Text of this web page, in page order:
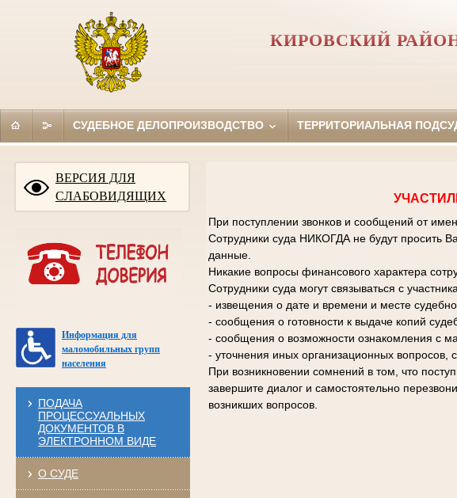
КИРОВСКИЙ
СУДЕБНОЕ ДЕЛОПРОИЗВОДСТВО ТЕРРИТОРИАЛЬНАЯ
ВЕРСИЯ ДЛЯ
СЛАБОВИДЯЩИХ
Информация для
маломобильных групп
населения
ПОДАЧА
ПРОЦЕССУАЛЬНЫХ
ДОКУМЕНТОВ В
ЭЛЕКТРОННОМ ВИДЕ
О СУДЕ
При поступлении звонков и сообщений от
Сотрудники суда НИКОГДА не будут просить
данные.
Никакие вопросы финансового характера
Сотрудники суда могут связываться с
- извещения о дате и времени и месте
- сообщения о готовности к выдаче копий
- сообщения о возможности ознакомления с
- уточнения иных организационных вопросов,
При возникновении сомнений в том, что
завершите диалог и самостоятельно
возникших вопросов.